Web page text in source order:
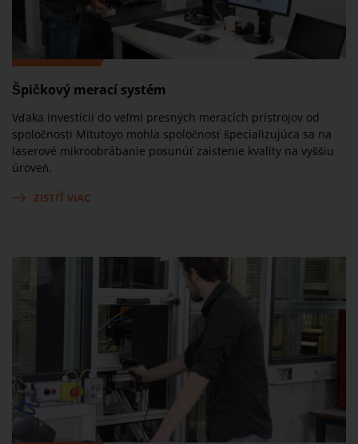
Špičkový merací systém
Vďaka investícii do veľmi presných meracích prístrojov od
spoločnosti Mitutoyo mohla spoločnosť špecializujúca sa na
laserové mikroobrábanie posunúť zaistenie kvality na vyššiu
úroveň.
ZISTIŤ VIAC